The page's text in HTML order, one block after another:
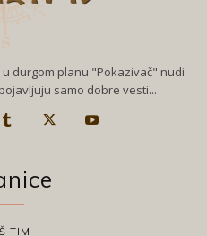
durgom planu "Pokazivač" nudi
samo dobre vesti...
TIM